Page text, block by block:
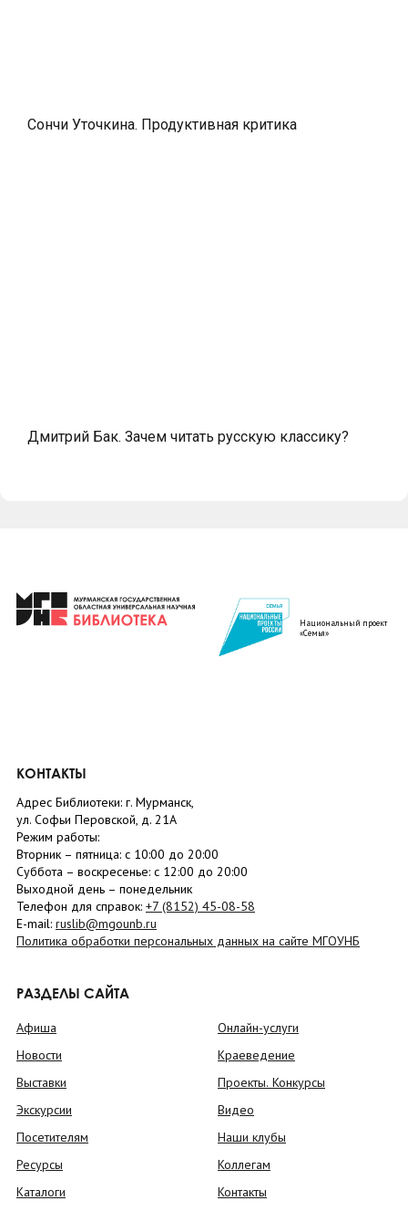
Сончи Уточкина. Продуктивная критика
Дмитрий Бак. Зачем читать русскую классику?
Национальный проект
«Семья»
КОНТАКТЫ
Адрес Библиотеки: г. Мурманск,
ул. Софьи Перовской, д. 21А
Режим работы:
Вторник – пятница: с 10:00 до 20:00
Суббота – воскресенье: c 12:00 до 20:00
Выходной день – понедельник
Телефон для справок: +7 (8152) 45-08-58
E-mail: ruslib@mgounb.ru
Политика обработки персональных данных на сайте МГОУНБ
РАЗДЕЛЫ САЙТА
Афиша
Новости
Выставки
Экскурсии
Посетителям
Ресурсы
Каталоги
Онлайн-услуги
Краеведение
Проекты. Конкурсы
Видео
Наши клубы
Коллегам
Контакты